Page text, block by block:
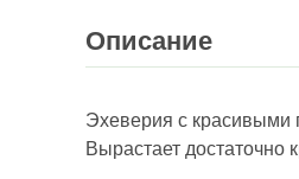
Описание
Эхеверия с красивыми
Вырастает достаточно